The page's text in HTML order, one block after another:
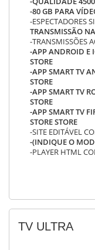
-80 GB PARA
-ESPECTADORES
TRANSMISSÃO
-TRANSMISSÕES
-APP ANDROID E
STORE
-APP SMART TV
STORE
-APP SMART TV
STORE
-APP SMART TV
STORE STORE
-SITE EDITÁVEL
-(INDIQUE O
-PLAYER HTML
TV ULTRA